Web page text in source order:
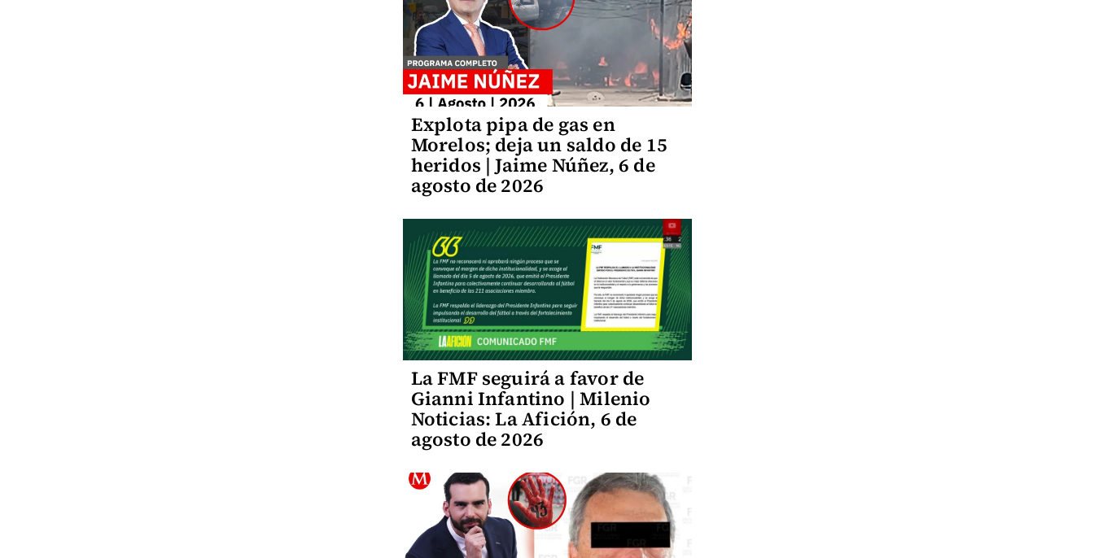
Explota pipa de gas en
Morelos; deja un saldo de 15
heridos | Jaime Núñez, 6 de
agosto de 2026
La FMF seguirá a favor de
Gianni Infantino | Milenio
Noticias: La Afición, 6 de
agosto de 2026